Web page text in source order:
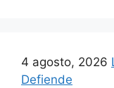
4 agosto, 2026
Defiende